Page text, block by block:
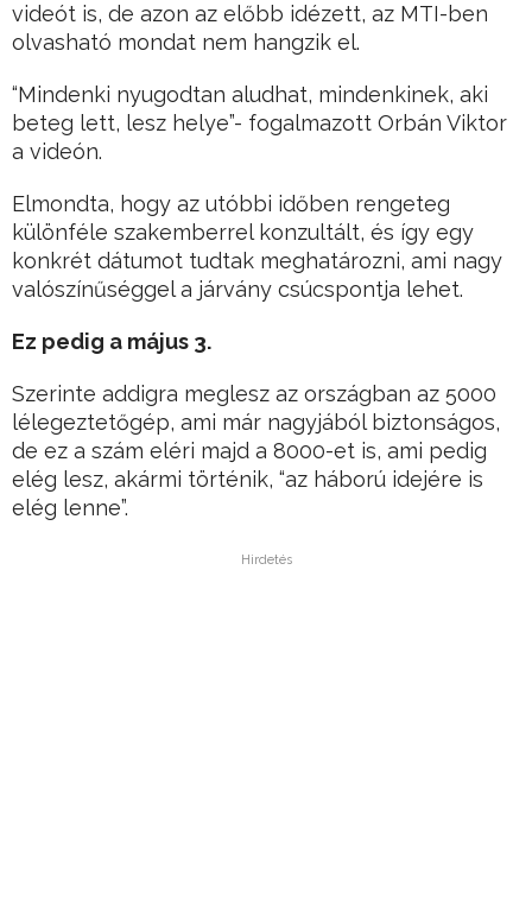
videót is, de azon az előbb idézett, az MTI-ben
olvasható mondat nem hangzik el.
“Mindenki nyugodtan aludhat, mindenkinek, aki
beteg lett, lesz helye”- fogalmazott Orbán Viktor
a videón.
Elmondta, hogy az utóbbi időben rengeteg
különféle szakemberrel konzultált, és így egy
konkrét dátumot tudtak meghatározni, ami nagy
valószínűséggel a járvány csúcspontja lehet.
Ez pedig a május 3.
Szerinte addigra meglesz az országban az 5000
lélegeztetőgép, ami már nagyjából biztonságos,
de ez a szám eléri majd a 8000-et is, ami pedig
elég lesz, akármi történik, “az háború idejére is
elég lenne”.
Hirdetés